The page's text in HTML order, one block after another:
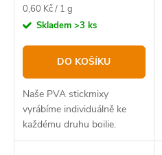
Měrná
cena:
0,60 Kč / 1 g
Skladem >3 ks
DO KOŠÍKU
Naše PVA stickmixy
vyrábíme individuálně ke
každému druhu boilie.